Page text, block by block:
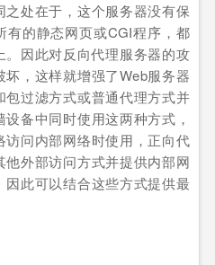
处在于，这个服务器没有保
有的静态网页或CGI程序，都
因此对反向代理服务器的攻
，这样就增强了Web服务器
过滤方式或普通代理方式并
备中同时使用这两种方式，
问内部网络时使用，正向代
外部访问方式并提供内部网
此可以结合这些方式提供最